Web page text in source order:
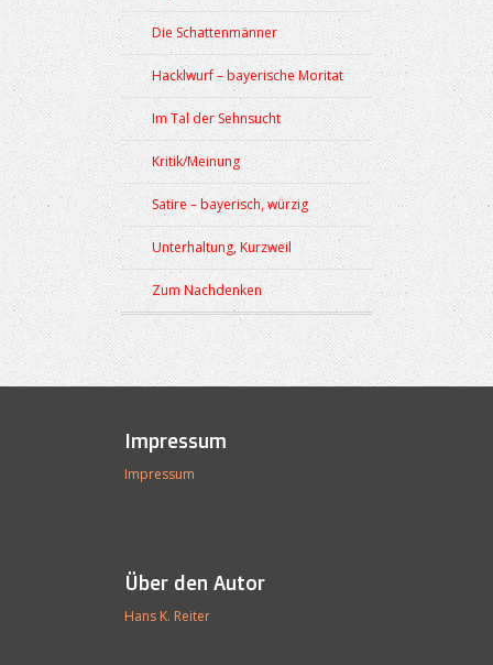
Die Schattenmänner
Hacklwurf – bayerische Moritat
Im Tal der Sehnsucht
Kritik/Meinung
Satire – bayerisch, würzig
Unterhaltung, Kurzweil
Zum Nachdenken
Impressum
Impressum
Über den Autor
Hans K. Reiter